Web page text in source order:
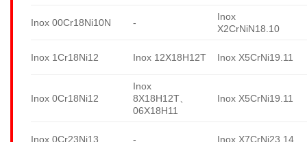
Inox 00Cr18Ni10N -
Inox
X2CrNiN18.10
Inox 1Cr18Ni12 Inox 12X18H12T Inox X5CrNi19.11
Inox 0Cr18Ni12
Inox
8X18H12T、
06X18H11
Inox X5CrNi19.11
Inox 0Cr23Ni13 - Inox X7CrNi23.14